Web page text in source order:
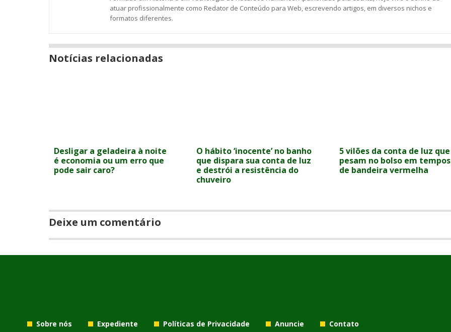
atuar profissionalmente como Redator de Conteúdo para Web, escrevendo artigos, em diversos nichos e
formatos diferentes.
Notícias relacionadas
Desligar a geladeira à noite
é economia ou um erro que
pode sair caro?
O hábito ‘inocente’ no banho
que dispara sua conta de luz
e destrói a resistência do
chuveiro
5 vilões da conta de luz que
pesam no bolso em tempos
de bandeira vermelha
Deixe um comentário
Sobre nós Expediente Políticas de Privacidade Anuncie Contato